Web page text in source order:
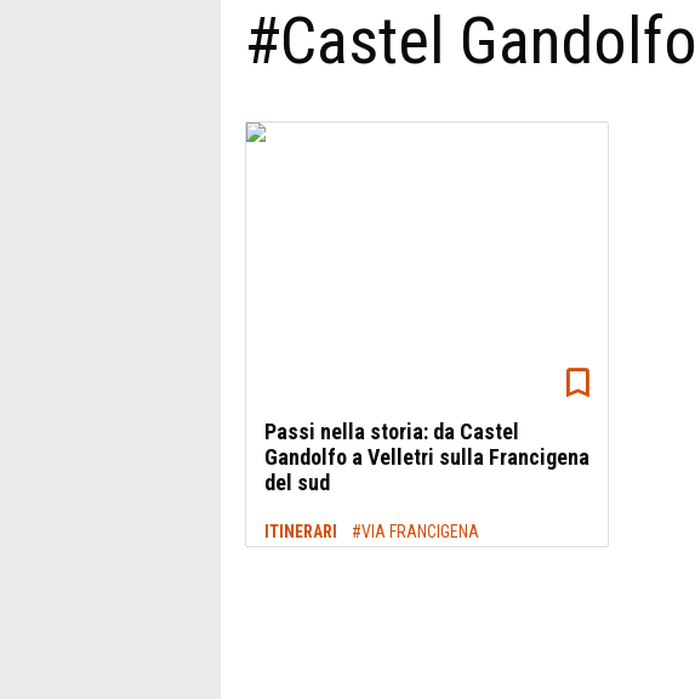
#Castel Gandolfo
Passi nella storia: da Castel
Gandolfo a Velletri sulla Francigena
del sud
ITINERARI #VIA FRANCIGENA